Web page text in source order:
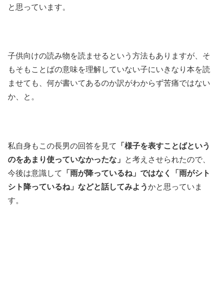
と思っています。
子供向けの読み物を読ませるという方法もありますが、そ
もそもことばの意味を理解していない子にいきなり本を読
ませても、何が書いてあるのか訳がわからず苦痛ではない
か、と。
私自身もこの長男の回答を見て
「様子を表すことばという
のをあまり使っていなかったな」
と考えさせられたので、
今後は意識して
「雨が降っているね」ではなく「雨がシト
シト降っているね」などと話してみようかと思っていま
す。